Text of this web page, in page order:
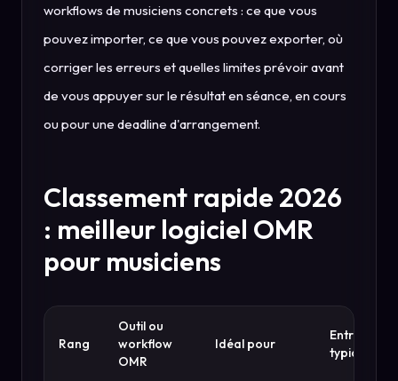
workflows de musiciens concrets : ce que vous
pouvez importer, ce que vous pouvez exporter, où
corriger les erreurs et quelles limites prévoir avant
de vous appuyer sur le résultat en séance, en cours
ou pour une deadline d'arrangement.
Classement rapide 2026
: meilleur logiciel OMR
pour musiciens
Rang
Outil ou
workflow
OMR
Idéal pour
Entrées
typiques